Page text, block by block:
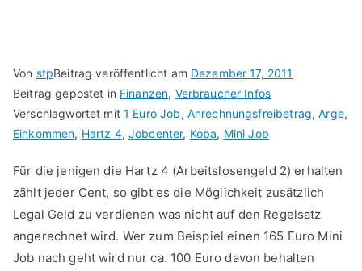
Von stpBeitrag veröffentlicht am Dezember 17, 2011
Beitrag gepostet in Finanzen, Verbraucher Infos
Verschlagwortet mit1 Euro Job, Anrechnungsfreibetrag,Arge,
Einkommen, Hartz 4,Jobcenter, Koba, Mini Job
Für die jenigen die Hartz 4 (Arbeitslosengeld 2) erhalten
zählt jeder Cent, so gibt es die Möglichkeit zusätzlich
Legal Geld zu verdienen was nicht auf den Regelsatz
angerechnet wird. Wer zum Beispiel einen 165 Euro Mini
Job nach geht wird nur ca. 100 Euro davon behalten